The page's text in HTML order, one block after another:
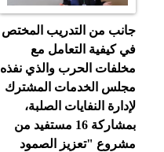
جانب من التدريب المختص
في كيفية التعامل مع
مخلفات الحرب والذي نفذه
مجلس الخدمات المشترك
لإدارة النفايات الصلبة،
بمشاركة 16 مستفيد من
مشروع "تعزيز الصمود